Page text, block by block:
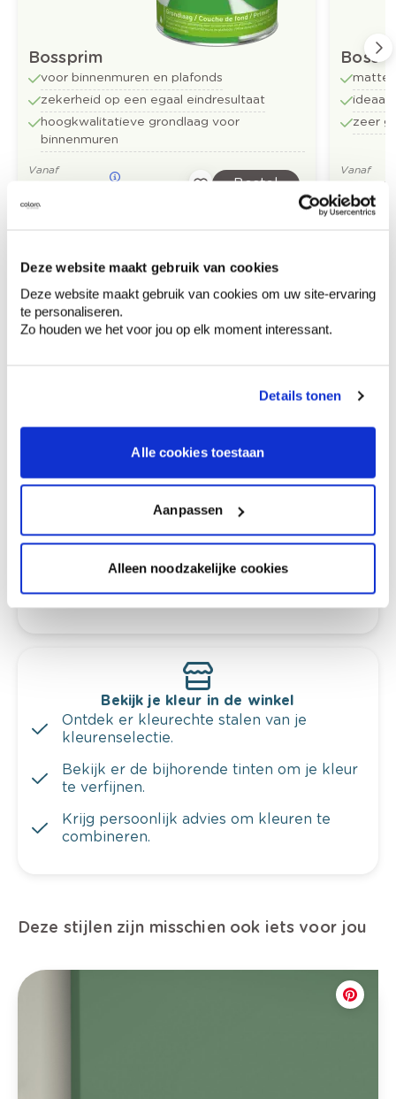
Deze website maakt gebruik van cookies
Deze website maakt gebruik van cookies om uw site-ervaring
te personaliseren.
Zo houden we het voor jou op elk moment interessant.
Details tonen
Alle cookies toestaan
Aanpassen
Alleen noodzakelijke cookies
Bossprim
voor binnenmuren en plafonds
zekerheid op een egaal eindresultaat
hoogkwalitatieve grondlaag voor
binnenmuren
Vanaf
Bestel
Boss-
matte
ideaal
zeer
Vanaf
€ 39,18
Ontdek meer inspiratiebeelden voor:
badkamer
Kleuradvies aan huis
Ga samen met de kleuradviseur door je
en je meubels.
Krijg ineens een technologische check-up
van je muren.
Bekijk je kleur in de winkel
Ontdek er kleurechte stalen van je
kleurenselectie.
Bekijk er de bijhorende tinten om je kleur
te verfijnen.
Krijg persoonlijk advies om kleuren te
combineren.
Deze stijlen zijn misschien ook iets voor jou